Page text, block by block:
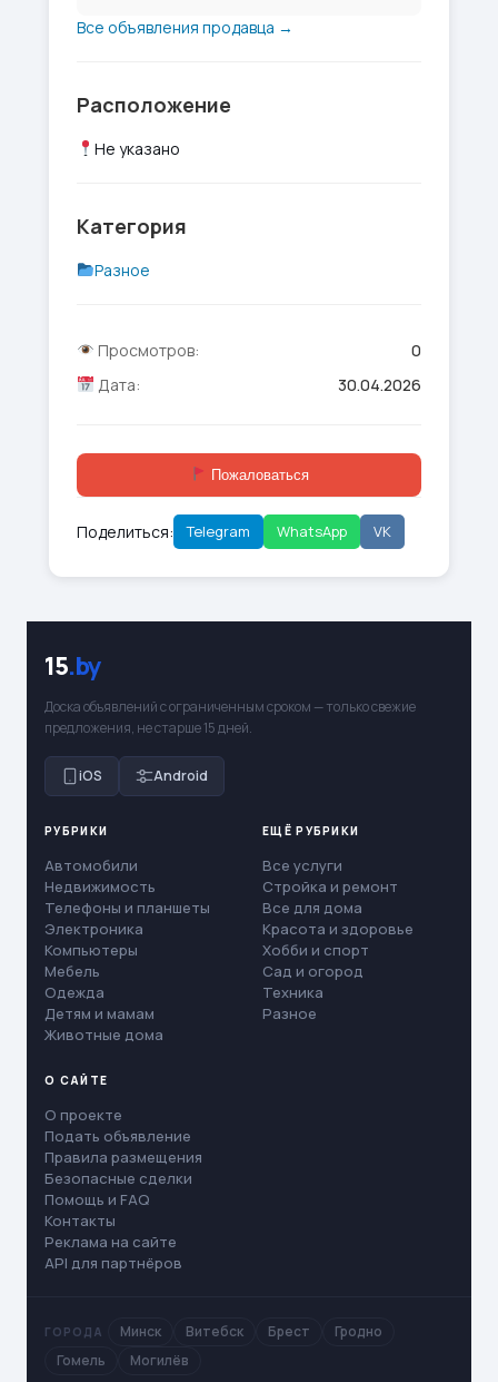
Все объявления продавца →
Расположение
Не указано
Категория
Разное
Просмотров:
0
Дата:
30.04.2026
Пожаловаться
Поделиться: Telegram WhatsApp VK
15.by
Доска объявлений с ограниченным сроком — только свежие
предложения, не старше 15 дней.
iOS Android
РУБРИКИ
Автомобили
Недвижимость
Телефоны и планшеты
Электроника
Компьютеры
Мебель
Одежда
Детям и мамам
Животные дома
ЕЩЁ РУБРИКИ
Все услуги
Стройка и ремонт
Все для дома
Красота и здоровье
Хобби и спорт
Сад и огород
Техника
Разное
О САЙТЕ
О проекте
Подать объявление
Правила размещения
Безопасные сделки
Помощь и FAQ
Контакты
Реклама на сайте
API для партнёров
ГОРОДА Минск Витебск Брест
Гродно
Гомель
Могилёв